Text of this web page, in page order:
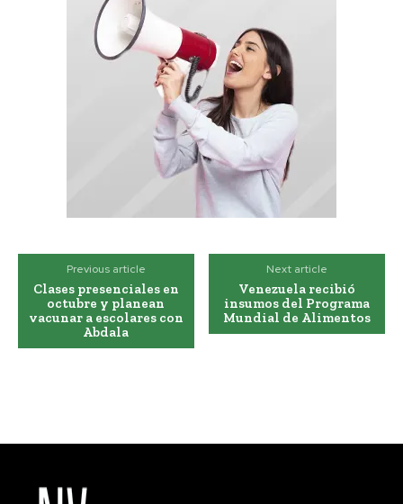
Previous article
Clases presenciales en
octubre y planean
vacunar a escolares con
Abdala
Next article
Venezuela recibió
insumos del Programa
Mundial de Alimentos